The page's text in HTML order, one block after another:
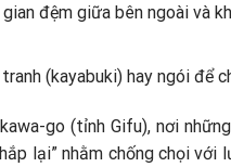
đệm giữa bên ngoài và
(kayabuki) hay ngói để
go (tỉnh Gifu), nơi
lại” nhằm chống chọi